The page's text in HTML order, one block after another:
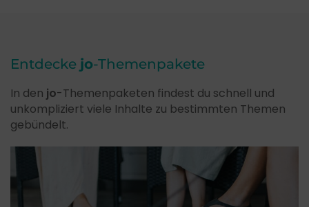
Entdecke jo-Themenpakete
In den jo-Themenpaketen findest du schnell und
unkompliziert viele Inhalte zu bestimmten Themen
gebündelt.